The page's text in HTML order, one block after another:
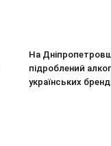
На
підроблений
українських